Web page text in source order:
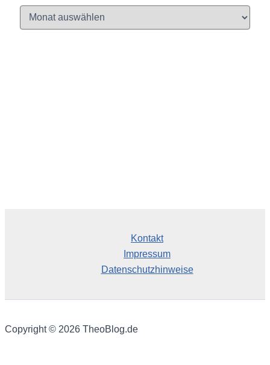
Kontakt
Impressum
Datenschutzhinweise
Copyright © 2026 TheoBlog.de